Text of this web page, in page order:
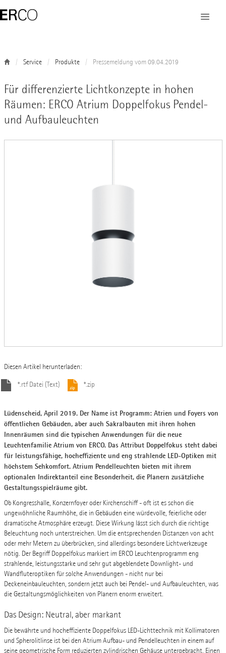
Service Produkte Pressemeldung vom 09.04.2019
Für differenzierte Lichtkonzepte in hohen
Räumen: ERCO Atrium Doppelfokus Pendel-
und Aufbauleuchten
Diesen Artikel herunterladen:
*.rtf Datei (Text) *.zip
Lüdenscheid, April 2019. Der Name ist Programm: Atrien und Foyers von
öffentlichen Gebäuden, aber auch Sakralbauten mit ihren hohen
Innenräumen sind die typischen Anwendungen für die neue
Leuchtenfamilie Atrium von ERCO. Das Attribut Doppelfokus steht dabei
für leistungsfähige, hocheffiziente und eng strahlende LED-Optiken mit
höchstem Sehkomfort. Atrium Pendelleuchten bieten mit ihrem
optionalen Indirektanteil eine Besonderheit, die Planern zusätzliche
Gestaltungsspielräume gibt.
Ob Kongresshalle, Konzernfoyer oder Kirchenschiff - oft ist es schon die
ungewöhnliche Raumhöhe, die in Gebäuden eine würdevolle, feierliche oder
dramatische Atmosphäre erzeugt. Diese Wirkung lässt sich durch die richtige
Beleuchtung noch unterstreichen. Um die entsprechenden Distanzen von acht
oder mehr Metern zu überbrücken, sind allerdings besondere Lichtwerkzeuge
nötig. Der Begriff Doppelfokus markiert im ERCO Leuchtenprogramm eng
strahlende, leistungsstarke und sehr gut abgeblendete Downlight- und
Wandfluteroptiken für solche Anwendungen - nicht nur bei
Deckeneinbauleuchten, sondern jetzt auch bei Pendel- und Aufbauleuchten, was
die Gestaltungsmöglichkeiten von Planern enorm erweitert.
Das Design: Neutral, aber markant
Die bewährte und hocheffiziente Doppelfokus LED-Lichttechnik mit Kollimatoren
und Spherolitlinse ist bei den Atrium Aufbau- und Pendelleuchten in einem auf
seine geometrische Form reduzierten zylindrischen Gehäuse untergebracht. Einen